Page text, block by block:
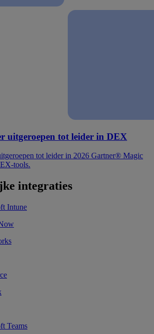
uitgeroepen tot leider in DEX
tot leider in 2026 Gartner® Magic
tools.
integraties
Intune
Teams